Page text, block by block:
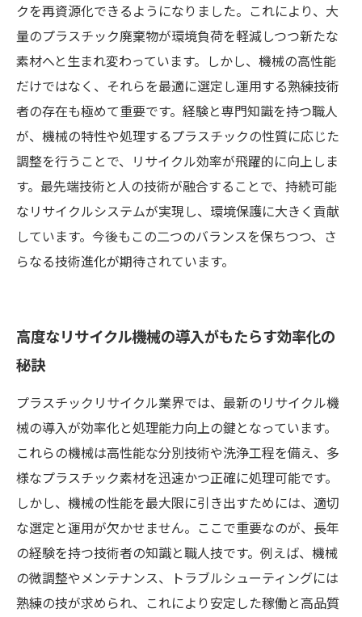
機械だけじゃない！人の技がリサイクルの鍵を
握る理由
クを再資源化できるようになりました。これにより、大
量のプラスチック廃棄物が環境負荷を軽減しつつ新たな
素材へと生まれ変わっています。しかし、機械の高性能
だけではなく、それらを最適に選定し運用する熟練技術
者の存在も極めて重要です。経験と専門知識を持つ職人
が、機械の特性や処理するプラスチックの性質に応じた
調整を行うことで、リサイクル効率が飛躍的に向上しま
す。最先端技術と人の技術が融合することで、持続可能
なリサイクルシステムが実現し、環境保護に大きく貢献
しています。今後もこの二つのバランスを保ちつつ、さ
らなる技術進化が期待されています。
高度なリサイクル機械の導入がもたらす効率化の
秘訣
プラスチックリサイクル業界では、最新のリサイクル機
械の導入が効率化と処理能力向上の鍵となっています。
これらの機械は高性能な分別技術や洗浄工程を備え、多
様なプラスチック素材を迅速かつ正確に処理可能です。
しかし、機械の性能を最大限に引き出すためには、適切
な選定と運用が欠かせません。ここで重要なのが、長年
の経験を持つ技術者の知識と職人技です。例えば、機械
の微調整やメンテナンス、トラブルシューティングには
熟練の技が求められ、これにより安定した稼働と高品質